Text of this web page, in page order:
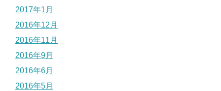
2017年1月
2016年12月
2016年11月
2016年9月
2016年6月
2016年5月